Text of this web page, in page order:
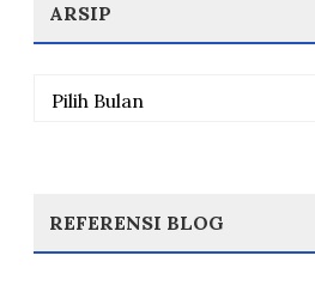
ARSIP
Arsip
REFERENSI BLOG